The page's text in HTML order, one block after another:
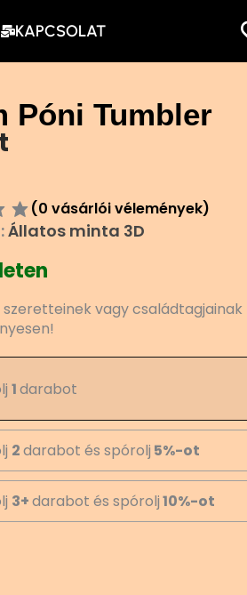
KAPCSOLAT
Póni Tumbler
(0 vásárlói vélemények)
Állatos minta 3D
szeretteinek vagy családtagjainak
1darabot
2darabot és spórolj 5%-ot
3+darabot és spórolj10%-ot